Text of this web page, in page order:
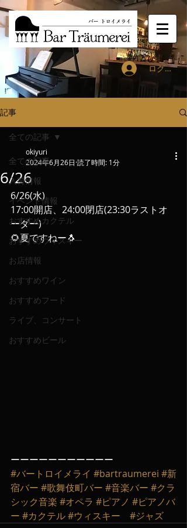
ログイン
記事
全ての記事
入荷情報
イベント情報
おすすめカクテル
おすすめウィスキー
お店情報
おすすめワイン
おすすめフード
ライブ、コンサート
おすすめビール
全ての記事
6/26
okiyuri
2024年6月26日 読了時間: 1分
6/26(水)
17:00開店、24:00閉店(23:30ラストオ
ーダー)
🌻夏ですねー🐧
ーーーーーーーーーーー
#バートロイメライ #bartraumerei #新
宿バー #歌舞伎町バー #音楽バー #クラ
シック音楽 #オペラ #ピアノ #ピアノバ
ー #カクテル#ウィスキー #ジャズ